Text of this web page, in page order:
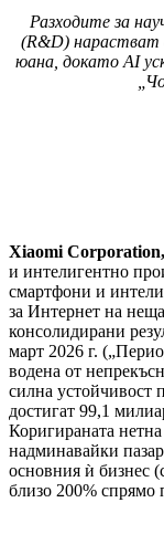
Разходите за
(R&D) нарастват
юана, докато AI
Xiaomi
и интелигентно
смартфони и
за Интернет на
консолидирани
март 2026 г.
водена от
силна устойчивост
достигат 99,1
Коригираната
надминавайки
основния ѝ бизнес
близо 200% спрямо